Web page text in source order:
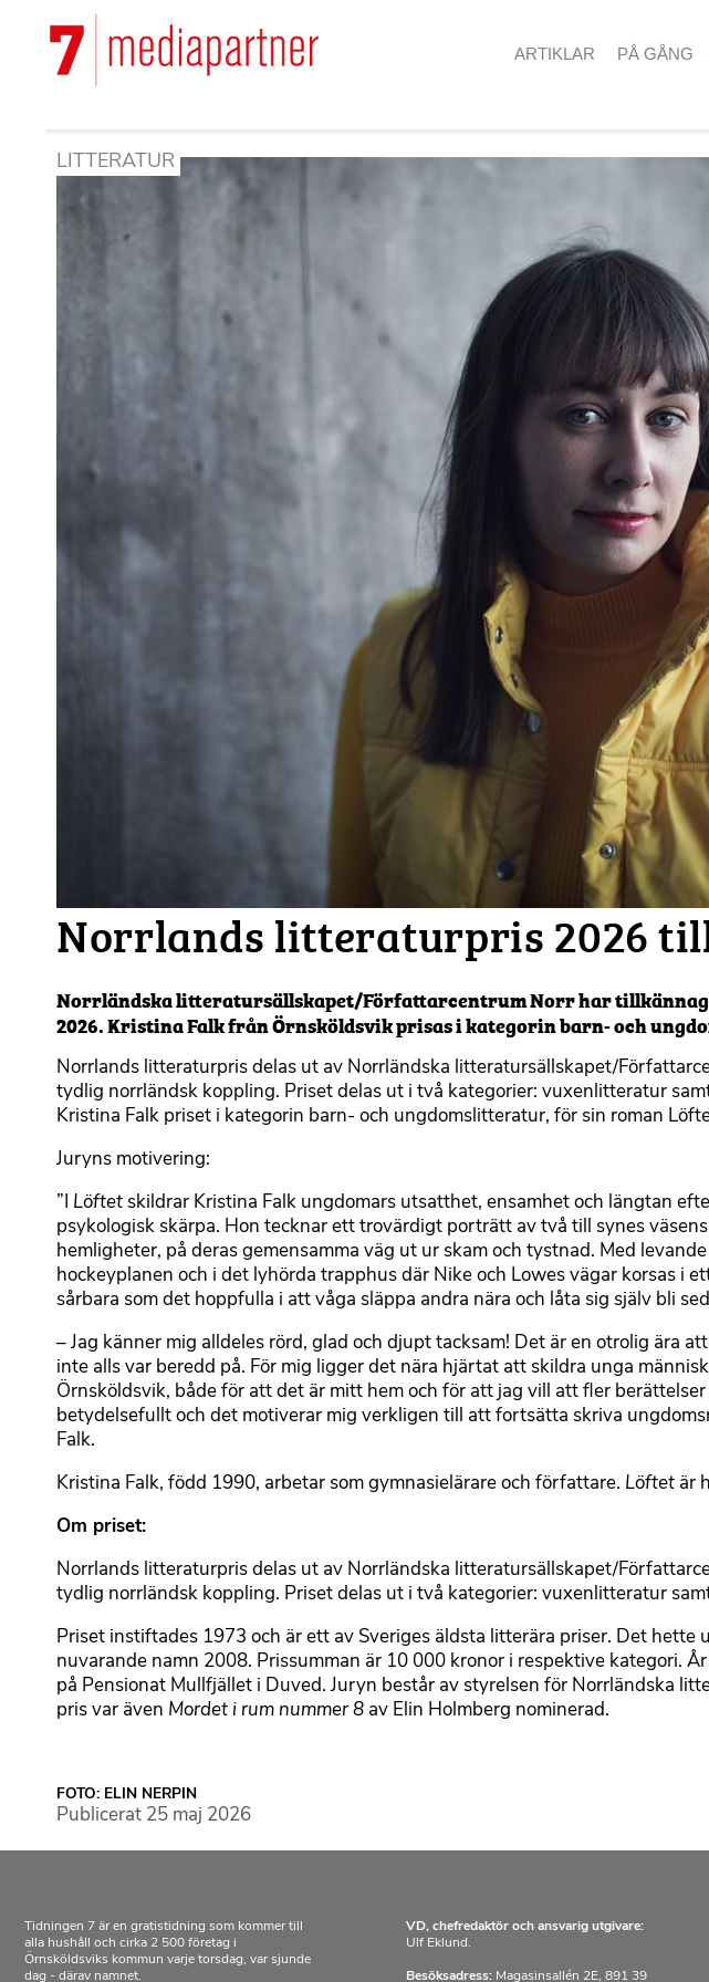
huvudinnehåll
ARTIKLAR PÅ GÅNG
LITTERATUR
Norrlands litteraturpris 2026
Norrländska litteratursällskapet/Författarcentrum Norr har
2026. Kristina Falk från Örnsköldsvik prisas i kategorin barn- och
Norrlands litteraturpris delas ut av Norrländska litteratursällskapet/
tydlig norrländsk koppling. Priset delas ut i två kategorier: vuxenlitteratur
Kristina Falk priset i kategorin barn- och ungdomslitteratur, för sin roman
Juryns motivering:
”I Löftet skildrar Kristina Falk ungdomars utsatthet, ensamhet och längtan
psykologisk skärpa. Hon tecknar ett trovärdigt porträtt av två till synes
hemligheter, på deras gemensamma väg ut ur skam och tystnad. Med
hockeyplanen och i det lyhörda trapphus där Nike och Lowes vägar korsas i
sårbara som det hoppfulla i att våga släppa andra nära och låta sig själv bli
– Jag känner mig alldeles rörd, glad och djupt tacksam! Det är en otrolig ära
inte alls var beredd på. För mig ligger det nära hjärtat att skildra unga
Örnsköldsvik, både för att det är mitt hem och för att jag vill att fler
betydelsefullt och det motiverar mig verkligen till att fortsätta skriva
Falk.
Kristina Falk, född 1990, arbetar som gymnasielärare och författare. Löftet är
Om priset:
Norrlands litteraturpris delas ut av Norrländska litteratursällskapet/
tydlig norrländsk koppling. Priset delas ut i två kategorier: vuxenlitteratur
Priset instiftades 1973 och är ett av Sveriges äldsta litterära priser. Det
nuvarande namn 2008. Prissumman är 10 000 kronor i respektive kategori.
på Pensionat Mullfjället i Duved. Juryn består av styrelsen för Norrländska
pris var även Mordet i rum nummer 8 av Elin Holmberg nominerad.
FOTO: ELIN NERPIN
Publicerat 25 maj 2026
Tidningen 7 är en gratistidning som kommer till
alla hushåll och cirka 2 500 företag i
Örnsköldsviks kommun varje torsdag, var sjunde
dag - därav namnet.
VD, chefredaktör och ansvarig utgivare:
Ulf Eklund.
Besöksadress: Magasinsallén 2E, 891 39